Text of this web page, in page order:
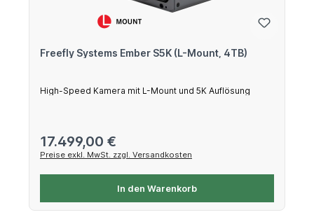
Freefly Systems Ember S5K (L-Mount, 4TB)
High-Speed Kamera mit L-Mount und 5K Auflösung
Regulärer Preis:
17.499,00 €
Preise exkl. MwSt. zzgl. Versandkosten
In den Warenkorb